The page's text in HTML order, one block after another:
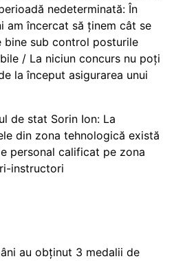
nedeterminată: În
am încercat să ținem cât se
bine sub control posturile
/ La niciun concurs nu poți
la început asigurarea unui
de stat Sorin Ion: La
din zona tehnologică există
personal calificat pe zona
instructori
au obținut 3 medalii de